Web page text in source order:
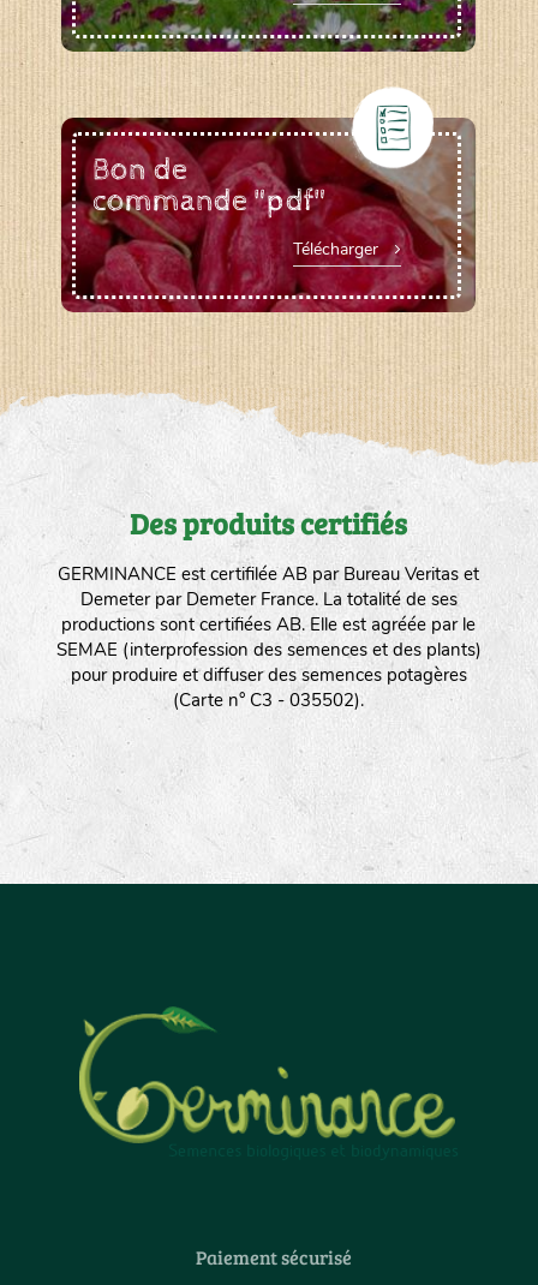
Bon de
commande "pdf"
Télécharger
Des produits certifiés
GERMINANCE est certifilée AB par Bureau Veritas et
Demeter par Demeter France. La totalité de ses
productions sont certifiées AB. Elle est agréée par le
SEMAE (interprofession des semences et des plants)
pour produire et diffuser des semences potagères
(Carte n° C3 - 035502).
Paiement sécurisé